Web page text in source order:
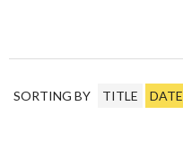
SORTING BY TITLE DATE